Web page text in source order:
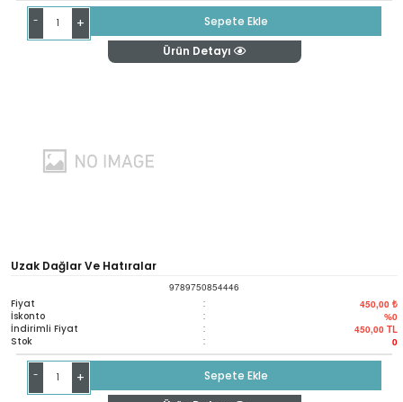
- +
Sepete Ekle
Ürün Detayı
Uzak Dağlar Ve Hatıralar
9789750854446
Fiyat : 450,00 ₺
İskonto : %0
İndirimli Fiyat : 450,00 TL
Stok : 0
- +
Sepete Ekle